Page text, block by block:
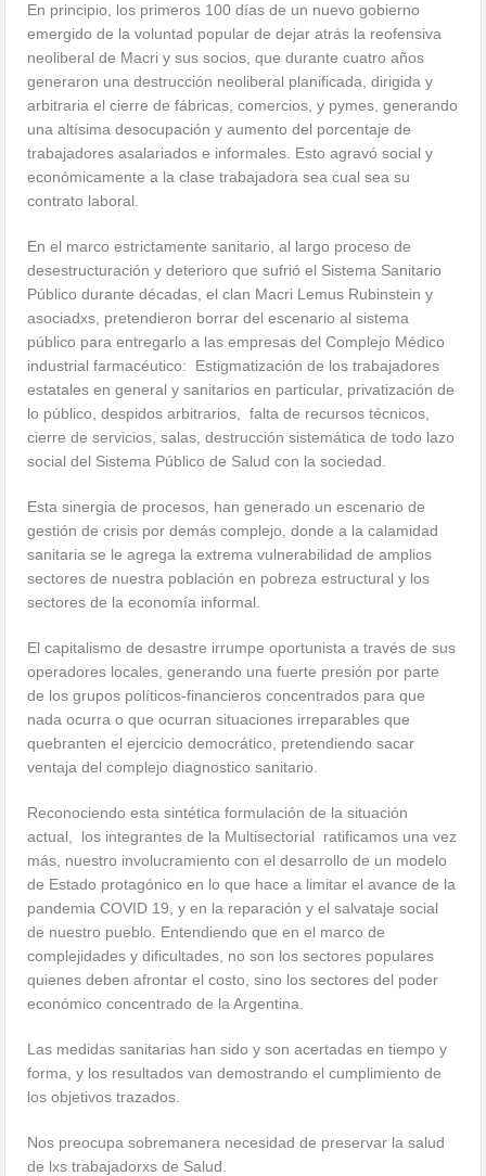
En principio, los primeros 100 días de un nuevo gobierno
emergido de la voluntad popular de dejar atrás la reofensiva
neoliberal de Macri y sus socios, que durante cuatro años
generaron una destrucción neoliberal planificada, dirigida y
arbitraria el cierre de fábricas, comercios, y pymes, generando
una altísima desocupación y aumento del porcentaje de
trabajadores asalariados e informales. Esto agravó social y
económicamente a la clase trabajadora sea cual sea su
contrato laboral.
En el marco estrictamente sanitario, al largo proceso de
desestructuración y deterioro que sufrió el Sistema Sanitario
Público durante décadas, el clan Macri Lemus Rubinstein y
asociadxs, pretendieron borrar del escenario al sistema
público para entregarlo a las empresas del Complejo Médico
industrial farmacéutico: Estigmatización de los trabajadores
estatales en general y sanitarios en particular, privatización de
lo público, despidos arbitrarios, falta de recursos técnicos,
cierre de servicios, salas, destrucción sistemática de todo lazo
social del Sistema Público de Salud con la sociedad.
Esta sinergia de procesos, han generado un escenario de
gestión de crisis por demás complejo, donde a la calamidad
sanitaria se le agrega la extrema vulnerabilidad de amplios
sectores de nuestra población en pobreza estructural y los
sectores de la economía informal.
El capitalismo de desastre irrumpe oportunista a través de sus
operadores locales, generando una fuerte presión por parte
de los grupos políticos-financieros concentrados para que
nada ocurra o que ocurran situaciones irreparables que
quebranten el ejercicio democrático, pretendiendo sacar
ventaja del complejo diagnostico sanitario.
Reconociendo esta sintética formulación de la situación
actual, los integrantes de la Multisectorial ratificamos una vez
más, nuestro involucramiento con el desarrollo de un modelo
de Estado protagónico en lo que hace a limitar el avance de la
pandemia COVID 19, y en la reparación y el salvataje social
de nuestro pueblo. Entendiendo que en el marco de
complejidades y dificultades, no son los sectores populares
quienes deben afrontar el costo, sino los sectores del poder
económico concentrado de la Argentina.
Las medidas sanitarias han sido y son acertadas en tiempo y
forma, y los resultados van demostrando el cumplimiento de
los objetivos trazados.
Nos preocupa sobremanera necesidad de preservar la salud
de lxs trabajadorxs de Salud.